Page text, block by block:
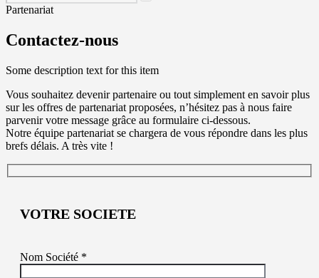
Partenariat
Contactez-nous
Some description text for this item
Vous souhaitez devenir partenaire ou tout simplement en savoir plus
sur les offres de partenariat proposées, n’hésitez pas à nous faire
parvenir votre message grâce au formulaire ci-dessous.
Notre équipe partenariat se chargera de vous répondre dans les plus
brefs délais. A très vite !
VOTRE SOCIETE
Nom Société *